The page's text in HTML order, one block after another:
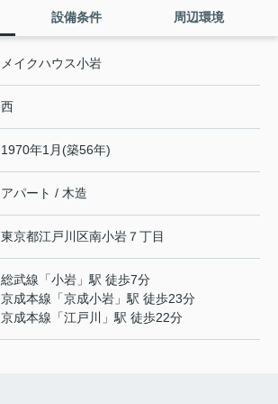
設備条件 周辺環境
メイクハウス小岩
西
1970年1月(築56年)
アパート / 木造
東京都江戸川区南小岩 ７丁目
総武線 「小岩 」駅 徒歩7分
京成本線 「京成小岩 」駅 徒歩23分
京成本線 「江戸川 」駅 徒歩22分